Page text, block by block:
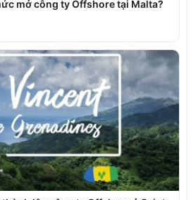
mở công ty Offshore tại Malta?